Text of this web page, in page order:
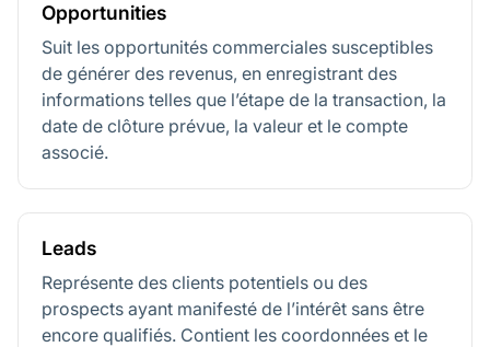
Opportunities
Suit les opportunités commerciales susceptibles
de générer des revenus, en enregistrant des
informations telles que l’étape de la transaction, la
date de clôture prévue, la valeur et le compte
associé.
Leads
Représente des clients potentiels ou des
prospects ayant manifesté de l’intérêt sans être
encore qualifiés. Contient les coordonnées et le